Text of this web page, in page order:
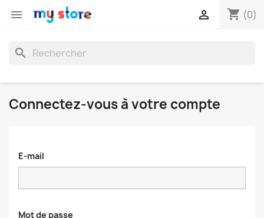
 shopping_cart (0)

search
Connectez-vous à votre compte
E-mail
Mot de passe